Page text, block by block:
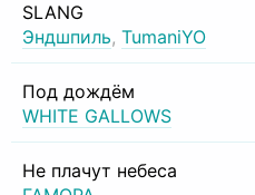
SLANG
Эндшпиль, TumaniYO
Под дождём
WHITE GALLOWS
Не плачут небеса